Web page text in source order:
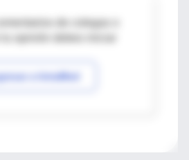
de colegas o
a IntraMed